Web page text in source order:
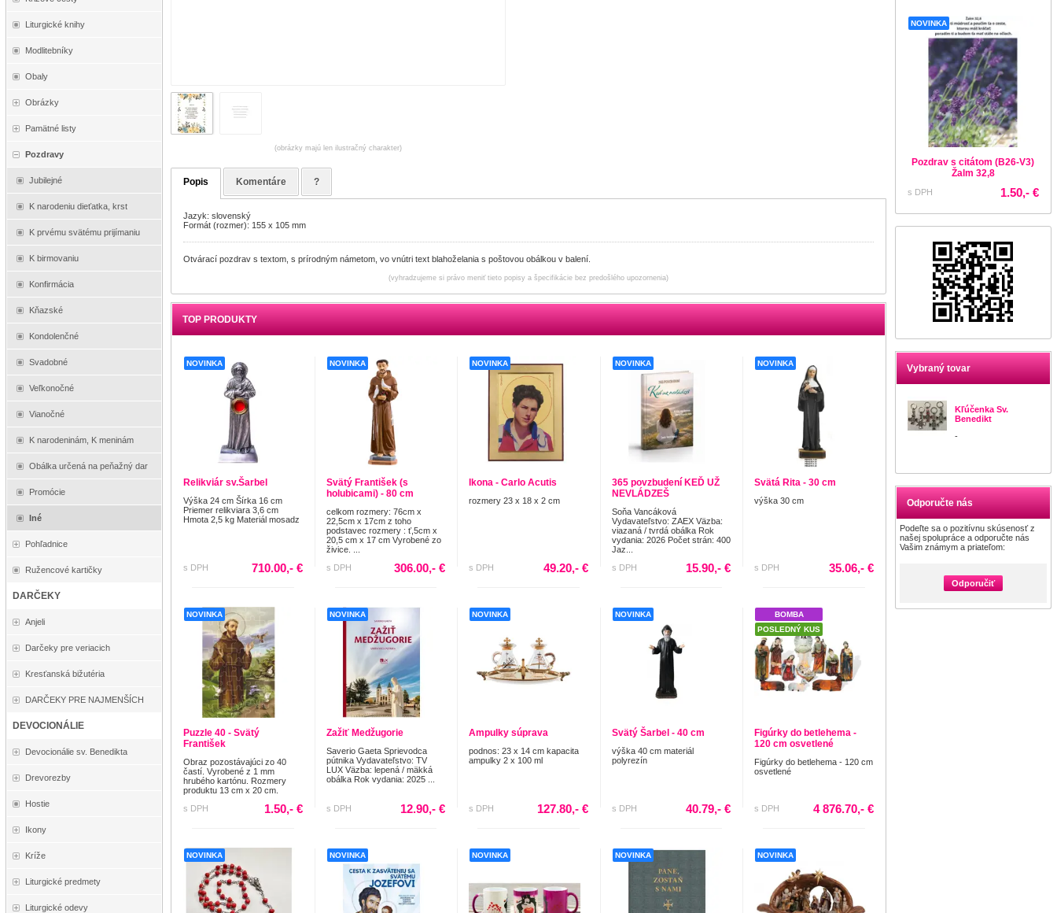
Liturgické knihy
Modlitebníky
Obaly
Obrázky
Pamätné listy
Pozdravy
Jubilejné
K narodeniu dieťatka, krst
K prvému svätému prijímaniu
K birmovaniu
Konfirmácia
Kňazské
Kondolenčné
Svadobné
Veľkonočné
Vianočné
K narodeninám, K meninám
Obálka určená na peňažný dar
Promócie
Iné
Pohľadnice
Ružencové kartičky
DARČEKY
Anjeli
Darčeky pre veriacich
Kresťanská bižutéria
DARČEKY PRE NAJMENŠÍCH
DEVOCIONÁLIE
Devocionálie sv. Benedikta
Drevorezby
Hostie
Ikony
Kríže
Liturgické predmety
Liturgické odevy
NOVINKA
Pozdrav s citátom (B26-V3)
Žalm 32,8
s DPH 1.50,- €
Vybraný tovar
Kľúčenka Sv.
Benedikt
-
Odporučte nás
Podeľte sa o pozitívnu skúsenosť z
našej spolupráce a odporučte nás
Vašim známym a priateľom:
Odporučiť
(obrázky majú len ilustračný charakter)
Popis Komentáre ?
Jazyk: slovenský
Formát (rozmer): 155 x 105 mm
Otvárací pozdrav s textom, s prírodným námetom, vo vnútri text blahoželania s poštovou obálkou v balení.
(vyhradzujeme si právo meniť tieto popisy a špecifikácie bez predošlého upozornenia)
TOP PRODUKTY
NOVINKA
Relikviár sv.Šarbel
Výška 24 cm Šírka 16 cm
Priemer relikviara 3,6 cm
Hmota 2,5 kg Materiál mosadz
s DPH 710.00,- €
NOVINKA
Svätý František (s
holubicami) - 80 cm
celkom rozmery: 76cm x
22,5cm x 17cm z toho
podstavec rozmery : ť,5cm x
20,5 cm x 17 cm Vyrobené zo
živice. ...
s DPH
306.00,- €
NOVINKA
Ikona - Carlo Acutis
rozmery 23 x 18 x 2 cm
s DPH 49.20,- €
NOVINKA
365 povzbudení KEĎ UŽ
NEVLÁDZEŠ
Soňa Vancáková
Vydavateľstvo: ZAEX Väzba:
viazaná / tvrdá obálka Rok
vydania: 2026 Počet strán: 400
Jaz...
s DPH
15.90,- €
NOVINKA
Svätá Rita - 30 cm
výška 30 cm
s DPH 35.06,- €
NOVINKA
Puzzle 40 - Svätý
František
Obraz pozostávajúci zo 40
častí. Vyrobené z 1 mm
hrubého kartónu. Rozmery
produktu 13 cm x 20 cm.
s DPH
1.50,- €
NOVINKA
Zažiť Medžugorie
Saverio Gaeta Sprievodca
pútnika Vydavateľstvo: TV
LUX Väzba: lepená / mäkká
obálka Rok vydania: 2025 ...
s DPH 12.90,- €
NOVINKA
Ampulky súprava
podnos: 23 x 14 cm kapacita
ampulky 2 x 100 ml
s DPH 127.80,- €
NOVINKA
Svätý Šarbel - 40 cm
výška 40 cm materiál
polyrezín
s DPH 40.79,- €
BOMBA
POSLEDNÝ KUS
Figúrky do betlehema -
120 cm osvetlené
Figúrky do betlehema - 120 cm
osvetlené
s DPH 4 876.70,- €
NOVINKA NOVINKA NOVINKA NOVINKA NOVINKA